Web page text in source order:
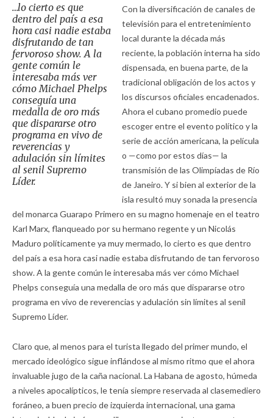
…lo cierto es que
dentro del país a esa
hora casi nadie estaba
disfrutando de tan
fervoroso show. A la
gente común le
interesaba más ver
cómo Michael Phelps
conseguía una
medalla de oro más
que dispararse otro
programa en vivo de
reverencias y
adulación sin límites
al senil Supremo
Líder.
Con la diversificación de canales de
televisión para el entretenimiento
local durante la década más
reciente, la población interna ha sido
dispensada, en buena parte, de la
tradicional obligación de los actos y
los discursos oficiales encadenados.
Ahora el cubano promedio puede
escoger entre el evento político y la
serie de acción americana, la película
o —como por estos días— la
transmisión de las Olimpíadas de Río
de Janeiro. Y si bien al exterior de la
isla resultó muy sonada la presencia
del monarca Guarapo Primero en su magno homenaje en el teatro
Karl Marx, flanqueado por su hermano regente y un Nicolás
Maduro políticamente ya muy mermado, lo cierto es que dentro
del país a esa hora casi nadie estaba disfrutando de tan fervoroso
show. A la gente común le interesaba más ver cómo Michael
Phelps conseguía una medalla de oro más que dispararse otro
programa en vivo de reverencias y adulación sin límites al senil
Supremo Líder.
Claro que, al menos para el turista llegado del primer mundo, el
mercado ideológico sigue inflándose al mismo ritmo que el ahora
invaluable jugo de la caña nacional. La Habana de agosto, húmeda
a niveles apocalípticos, le tenía siempre reservada al clasemediero
foráneo, a buen precio de izquierda internacional, una gama